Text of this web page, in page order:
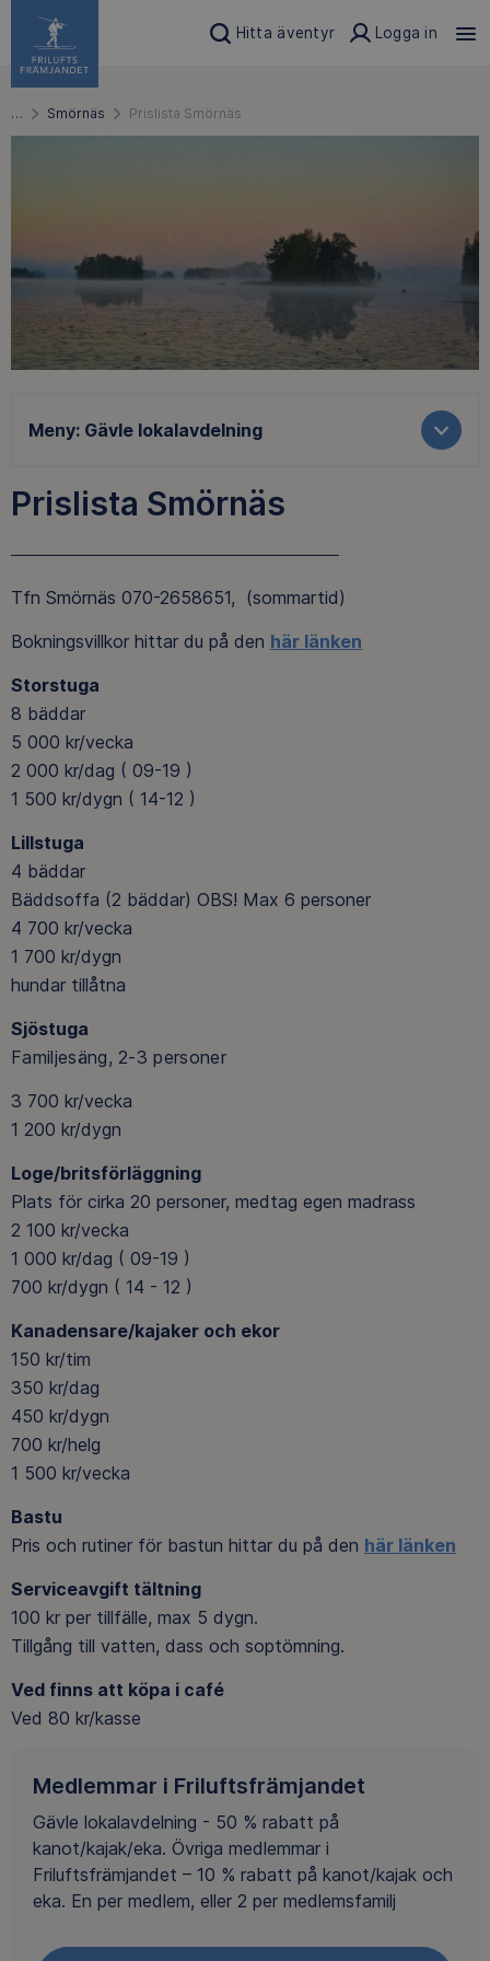
Hitta äventyr Logga in
… Smörnäs Prislista Smörnäs
Meny: Gävle lokalavdelning
Prislista Smörnäs
Tfn Smörnäs 070-2658651, (sommartid)
Bokningsvillkor hittar du på den här länken
Storstuga
8 bäddar
5 000 kr/vecka
2 000 kr/dag ( 09-19 )
1 500 kr/dygn ( 14-12 )
Lillstuga
4 bäddar
Bäddsoffa (2 bäddar) OBS! Max 6 personer
4 700 kr/vecka
1 700 kr/dygn
hundar tillåtna
Sjöstuga
Familjesäng, 2-3 personer
3 700 kr/vecka
1 200 kr/dygn
Loge/britsförläggning
Plats för cirka 20 personer, medtag egen madrass
2 100 kr/vecka
1 000 kr/dag ( 09-19 )
700 kr/dygn ( 14 - 12 )
Kanadensare/kajaker och ekor
150 kr/tim
350 kr/dag
450 kr/dygn
700 kr/helg
1 500 kr/vecka
Bastu
Pris och rutiner för bastun hittar du på den här länken
Serviceavgift tältning
100 kr per tillfälle, max 5 dygn.
Tillgång till vatten, dass och soptömning.
Ved finns att köpa i café
Ved 80 kr/kasse
Medlemmar i Friluftsfrämjandet
Gävle lokalavdelning - 50 % rabatt på
kanot/kajak/eka. Övriga medlemmar i
Friluftsfrämjandet – 10 % rabatt på kanot/kajak och
eka. En per medlem, eller 2 per medlemsfamilj